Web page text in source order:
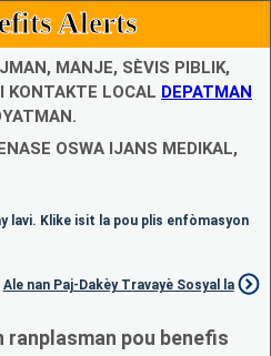
Alerts
MANJE, SÈVIS PIBLIK,
KONTAKTE LOCAL DEPATMAN
OSWA IJANS MEDIKAL,
lavi. Klike isit la pou plis enfòmasyon
Ale nan Paj-Dakèy Travayè Sosyal la
ranplasman pou benefis